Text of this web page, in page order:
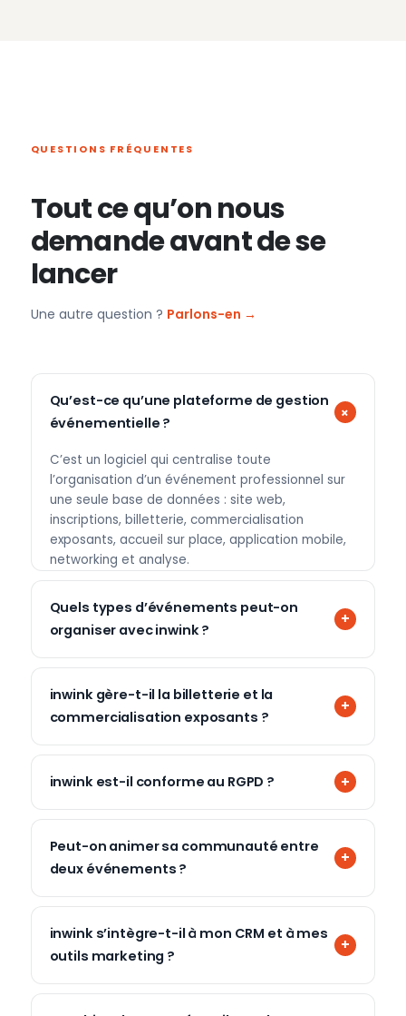
QUESTIONS FRÉQUENTES
Tout ce qu’on nous
demande avant de se
lancer
Une autre question ? Parlons-en →
Qu’est-ce qu’une plateforme de gestion
événementielle ?
C’est un logiciel qui centralise toute
l’organisation d’un événement professionnel sur
une seule base de données : site web,
inscriptions, billetterie, commercialisation
exposants, accueil sur place, application mobile,
networking et analyse.
Quels types d’événements peut-on
organiser avec inwink ?
inwink gère-t-il la billetterie et la
commercialisation exposants ?
inwink est-il conforme au RGPD ?
Peut-on animer sa communauté entre
deux événements ?
inwink s’intègre-t-il à mon CRM et à mes
outils marketing ?